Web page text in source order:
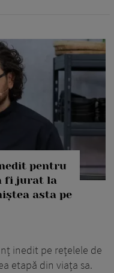
pentru
fi jurat la
asta pe
inedit pe rețelele de
etapă din viața sa.